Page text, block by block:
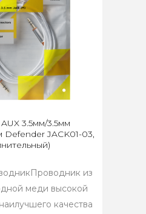
3.5мм/3.5мм
Defender JACK01-03,
из
меди высокой
качества